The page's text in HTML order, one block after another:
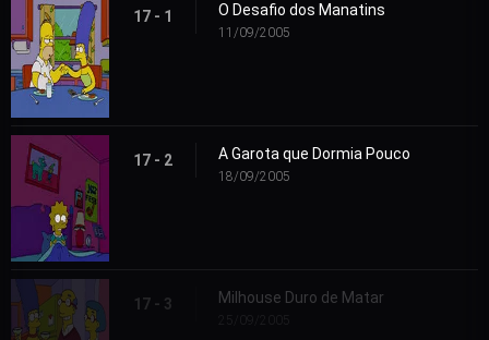
17 - 1 O Desafio dos Manatins
11/09/2005
17 - 2 A Garota que Dormia Pouco
18/09/2005
17 - 3 Milhouse Duro de Matar